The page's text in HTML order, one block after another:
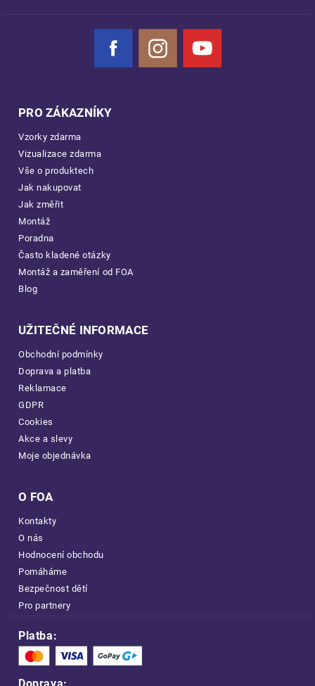
Facebook Instagram YouTube
PRO ZÁKAZNÍKY
Vzorky zdarma
Vizualizace zdarma
Vše o produktech
Jak nakupovat
Jak změřit
Montáž
Poradna
Často kladené otázky
Montáž a zaměření od FOA
Blog
UŽITEČNÉ INFORMACE
Obchodní podmínky
Doprava a platba
Reklamace
GDPR
Cookies
Akce a slevy
Moje objednávka
O FOA
Kontakty
O nás
Hodnocení obchodu
Pomáháme
Bezpečnost dětí
Pro partnery
Platba: